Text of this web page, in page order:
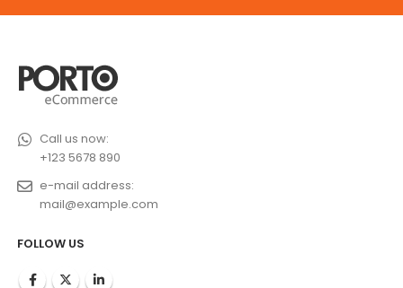
Call us now:
+123 5678 890
e-mail address:
mail@example.com
FOLLOW US